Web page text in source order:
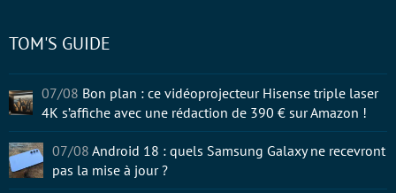
TOM'S GUIDE
07/08 Bon plan : ce vidéoprojecteur Hisense triple laser
4K s’affiche avec une rédaction de 390 € sur Amazon !
07/08 Android 18 : quels Samsung Galaxy ne recevront
pas la mise à jour ?